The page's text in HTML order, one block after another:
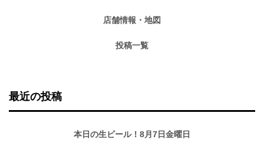
店舗情報・地図
投稿一覧
最近の投稿
本日の生ビール！8月7日金曜日